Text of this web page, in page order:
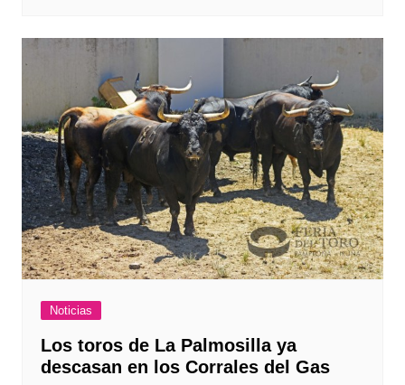
Noticias
Los toros de La Palmosilla ya
descasan en los Corrales del Gas